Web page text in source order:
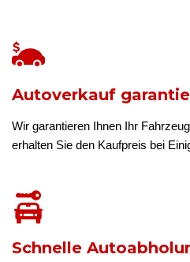
Autoverkauf
Wir garantieren Ihnen Ihr
erhalten Sie den Kaufpreis bei
Schnelle